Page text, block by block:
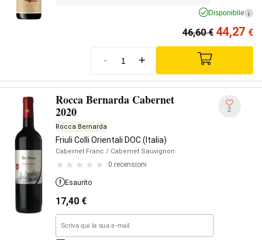
Disponibile i
46,60€ 44,27 €
- +
Rocca Bernarda Cabernet
2020
Rocca Bernarda
Friuli Colli Orientali DOC (Italia)
Cabernet Franc / Cabernet Sauvignon
0 recensioni
2
Esaurito
17,40 €